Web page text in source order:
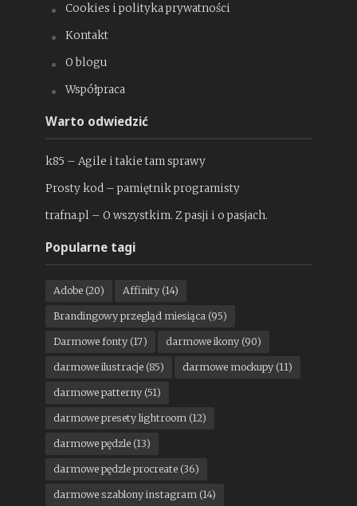
Cookies i polityka prywatności
Kontakt
O blogu
Współpraca
Warto odwiedzić
k85 – Agile i takie tam sprawy
Prosty kod – pamiętnik programisty
trafna.pl – O wszystkim. Z pasji i o pasjach.
Popularne tagi
Adobe(20) Affinity(14)
Brandingowy przegląd miesiąca (95)
Darmowe fonty(17) darmowe ikony(90)
darmowe ilustracje(85) darmowe mockupy(11)
darmowe patterny(51)
darmowe presety lightroom (12)
darmowe pędzle(13)
darmowe pędzle procreate(36)
darmowe szablony instagram (14)